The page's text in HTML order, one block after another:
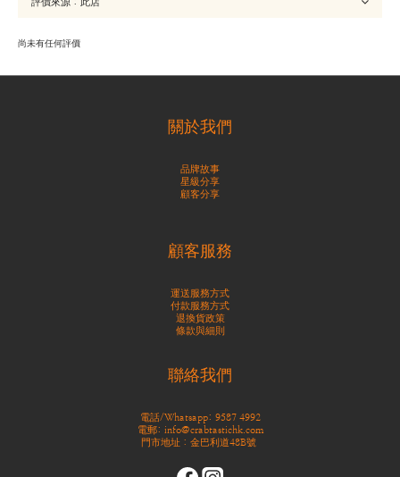
尚未有任何評價
關於我們
品牌故事
星級分享
顧客分享
顧客服務
運送服務方式
付款服務方式
退換貨政策
條款與細則
聯絡我們
電話/Whatsapp: 9587 4992
電郵: info@crabtastichk.com
門市地址：金巴利道48B號